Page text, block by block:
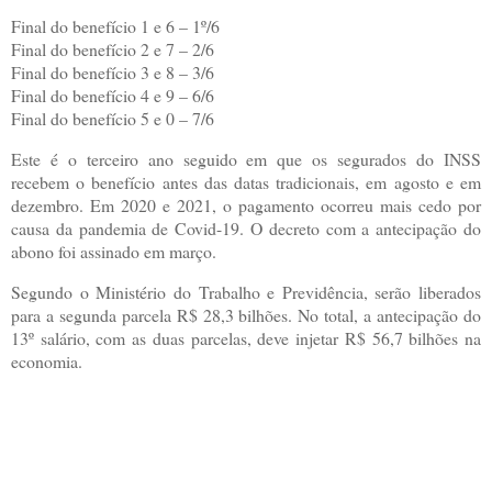
Final do benefício 1 e 6 – 1º/6
Final do benefício 2 e 7 – 2/6
Final do benefício 3 e 8 – 3/6
Final do benefício 4 e 9 – 6/6
Final do benefício 5 e 0 – 7/6
Este é o terceiro ano seguido em que os segurados do INSS
recebem o benefício antes das datas tradicionais, em agosto e em
dezembro. Em 2020 e 2021, o pagamento ocorreu mais cedo por
causa da pandemia de Covid-19. O decreto com a antecipação do
abono foi assinado em março.
Segundo o Ministério do Trabalho e Previdência, serão liberados
para a segunda parcela R$ 28,3 bilhões. No total, a antecipação do
13º salário, com as duas parcelas, deve injetar R$ 56,7 bilhões na
economia.